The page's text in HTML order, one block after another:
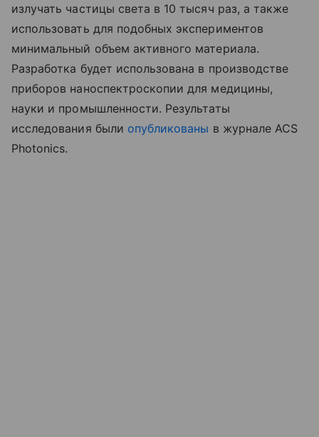
излучать частицы света в 10 тысяч раз, а также
использовать для подобных экспериментов
минимальный объем активного материала.
Разработка будет использована в производстве
приборов наноспектроскопии для медицины,
науки и промышленности. Результаты
исследования были опубликованы в журнале ACS
Photonics.